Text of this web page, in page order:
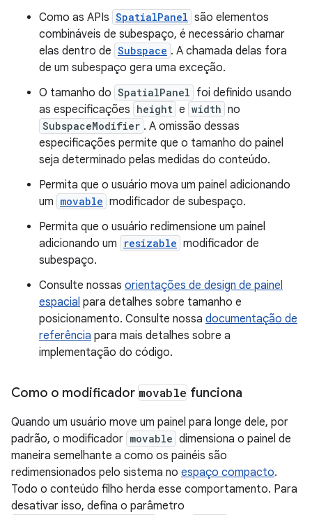
Como as APIs SpatialPanel são elementos
combináveis de subespaço, é necessário chamar
elas dentro de Subspace . A chamada delas fora
de um subespaço gera uma exceção.
O tamanho do SpatialPanel foi definido usando
as especificações height e width no
SubspaceModifier . A omissão dessas
especificações permite que o tamanho do painel
seja determinado pelas medidas do conteúdo.
Permita que o usuário mova um painel adicionando
um movable modificador de subespaço.
Permita que o usuário redimensione um painel
adicionando um
resizable modificador de
subespaço.
Consulte nossas orientações de design de painel
espacial para detalhes sobre tamanho e
posicionamento. Consulte nossa documentação de
referência para mais detalhes sobre a
implementação do código.
Como o modificador movable funciona
Quando um usuário move um painel para longe dele, por
padrão, o modificador movable dimensiona o painel de
maneira semelhante a como os painéis são
redimensionados pelo sistema no espaço compacto.
Todo o conteúdo filho herda esse comportamento. Para
desativar isso, defina o parâmetro